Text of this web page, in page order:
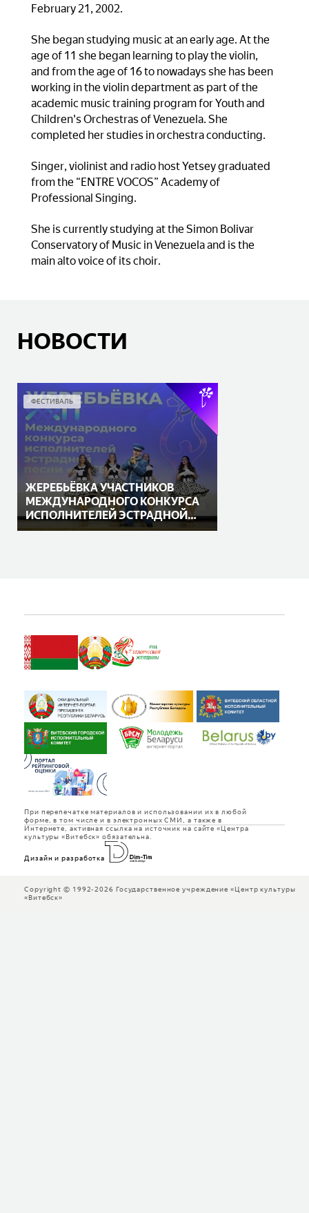
February 21, 2002.
She began studying music at an early age. At the
age of 11 she began learning to play the violin,
and from the age of 16 to nowadays she has been
working in the violin department as part of the
academic music training program for Youth and
Children's Orchestras of Venezuela. She
completed her studies in orchestra conducting.
Singer, violinist and radio host Yetsey graduated
from the “ENTRE VOCOS” Academy of
Professional Singing.
She is currently studying at the Simon Bolivar
Conservatory of Music in Venezuela and is the
main alto voice of its choir.
НОВОСТИ
ФЕСТИВАЛЬ
ЖЕРЕБЬЁВКА УЧАСТНИКОВ
МЕЖДУНАРОДНОГО КОНКУРСА
ИСПОЛНИТЕЛЕЙ ЭСТРАДНОЙ
ПЕСНИ
При перепечатке материалов и использовании их в любой
форме, в том числе и в электронных СМИ, а также в
Интернете, активная ссылка на источник на сайте «Центра
культуры «Витебск» обязательна.
Дизайн и разработка
Copyright © 1992-2026 Государственное учреждение «Центр культуры
«Витебск»